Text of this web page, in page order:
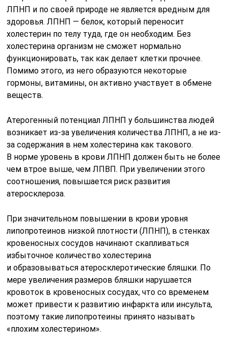
ЛПНП и по своей природе не является вредным для
здоровья. ЛПНП — белок, который переносит
холестерин по телу туда, где он необходим. Без
холестерина организм не сможет нормально
функционировать, так как делает клетки прочнее.
Помимо этого, из него образуются некоторые
гормоны, витамины, он активно участвует в обмене
веществ.
Атерогенный потенциал ЛПНП у большинства людей
возникает из-за увеличения количества ЛПНП, а не из-
за содержания в нем холестерина как такового.
В норме уровень в крови ЛПНП должен быть не более
чем втрое выше, чем ЛПВП. При увеличении этого
соотношения, повышается риск развития
атеросклероза.
При значительном повышении в крови уровня
липопротеинов низкой плотности (ЛПНП), в стенках
кровеносных сосудов начинают скапливаться
избыточное количество холестерина
и образовываться атеросклеротические бляшки. По
мере увеличения размеров бляшки нарушается
кровоток в кровеносных сосудах, что со временем
может привести к развитию инфаркта или инсульта,
поэтому такие липопротеины принято называть
«плохим холестерином».